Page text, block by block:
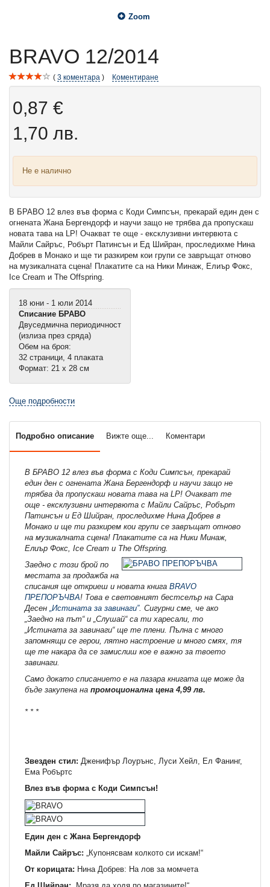
Zoom
BRAVO 12/2014
3 коментара Коментиране
0,87 €
1,70 лв.
Не е налично
В БРАВО 12 влез във форма с Коди Симпсън, прекарай един ден с
огнената Жана Бергендорф и научи защо не трябва да пропускаш
новата тава на LP! Очакват те още - ексклузивни интервюта с
Майли Сайръс, Робърт Патинсън и Ед Шийран, проследихме Нина
Добрев в Монако и ще ти разкирем кои групи се завръщат отново
на музикалната сцена! Плакатите са на Ники Минаж, Елиър Фокс,
Ice Cream и The Offspring.
18 юни - 1 юли 2014
Списание БРАВО
Двуседмична периодичност
(излиза през сряда)
Обем на броя:
32 страници, 4 плаката
Формат: 21 х 28 см
Още подробности
Подробно описание Вижте още... Коментари
В БРАВО 12 влез във форма с Коди Симпсън, прекарай
един ден с огнената Жана Бергендорф и научи защо не
трябва да пропускаш новата тава на LP! Очакват те
още - ексклузивни интервюта с Майли Сайръс, Робърт
Патинсън и Ед Шийран, проследихме Нина Добрев в
Монако и ще ти разкирем кои групи се завръщат отново
на музикалната сцена! Плакатите са на Ники Минаж,
Елиър Фокс, Ice Cream и The Offspring.
Заедно с този брой по
местата за продажба на
списания ще откриеш и новата книга BRAVO
ПРЕПОРЪЧВА! Това е световният бестселър на Сара
Десен „Истината за завинаги”. Сигурни сме, че ако
„Заедно на път“ и „Слушай“ са ти харесали, то
„Истината за завинаги“ ще те плени. Пълна с много
запомнящи се герои, лятно настроение и много смях, тя
ще те накара да се замислиш кое е важно за твоето
завинаги.
Само докато списанието е на пазара книгата ще може да
бъде закупена на промоционална цена 4,99 лв.
* * *
Звезден стил: Дженифър Лоурънс, Луси Хейл, Ел Фанинг,
Ема Робъртс
Влез във форма с Коди Симпсън!
Един ден с Жана Бергендорф
Майли Сайръс: „Купонясвам колкото си искам!“
От корицата: Нина Добрев: На лов за момчета